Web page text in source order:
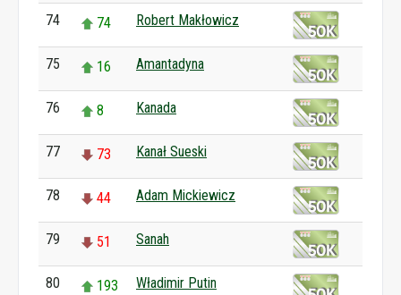
74 74 Robert Makłowicz
75 16 Amantadyna
76 8 Kanada
77 73 Kanał Sueski
78 44 Adam Mickiewicz
79 51 Sanah
80 193 Władimir Putin